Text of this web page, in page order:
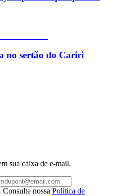
no sertão do Cariri
sua caixa de e-mail.
nossa Política de